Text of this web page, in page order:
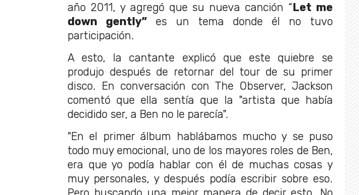
año 2011, y agregó que su nueva canción “Let me
down gently” es un tema donde él no tuvo
participación.
A esto, la cantante explicó que este quiebre se
produjo después de retornar del tour de su primer
disco. En conversación con The Observer, Jackson
comentó que ella sentía que la "artista que había
decidido ser, a Ben no le parecía".
"En el primer álbum hablábamos mucho y se puso
todo muy emocional, uno de los mayores roles de Ben,
era que yo podía hablar con él de muchas cosas y
muy personales, y después podía escribir sobre eso.